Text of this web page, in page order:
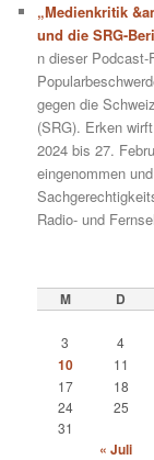
„Medienkritik
und die SRG-
n dieser
gegen die
(SRG). Erken
2024 bis 27.
eingenommen
Radio- und
M D
3
4
10 11
17
18
24
25
31
« Juli